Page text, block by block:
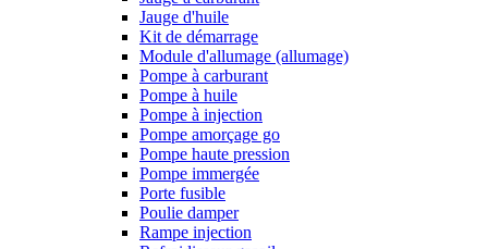
Jauge d'huile
Kit de démarrage
Module d'allumage (allumage)
Pompe à carburant
Pompe à huile
Pompe à injection
Pompe amorçage go
Pompe haute pression
Pompe immergée
Porte fusible
Poulie damper
Rampe injection